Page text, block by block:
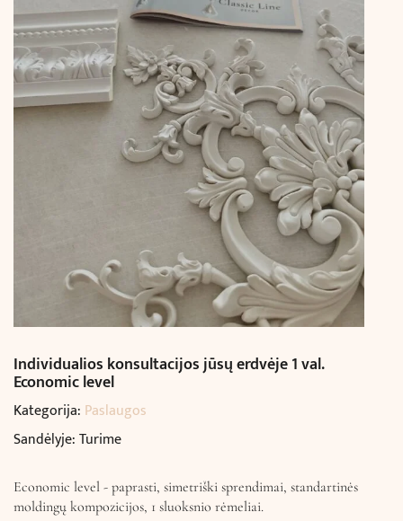
Individualios konsultacijos jūsų erdvėje 1 val.
Economic level
Kategorija: Paslaugos
Sandėlyje: Turime
Economic level - paprasti, simetriški sprendimai, standartinės
moldingų kompozicijos, 1 sluoksnio rėmeliai.